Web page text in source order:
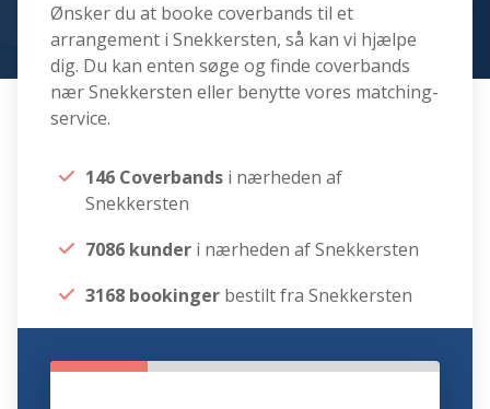
Ønsker du at booke coverbands til et
arrangement i Snekkersten, så kan vi hjælpe
dig. Du kan enten søge og finde coverbands
nær Snekkersten eller benytte vores matching-
service.
146 Coverbands i nærheden af
Snekkersten
7086 kunder i nærheden af Snekkersten
3168 bookinger bestilt fra Snekkersten